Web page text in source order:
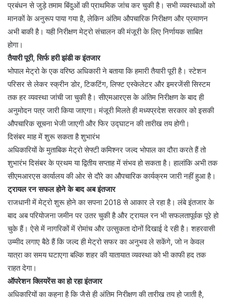
प्रबंधन से जुड़े तमाम बिंदुओं की प्राथमिक जांच कर चुकी है। सभी व्यवस्थाओं को
मानकों के अनुरूप पाया गया है, लेकिन अंतिम औपचारिक निरीक्षण और प्रमाणन
अभी बाकी है। यही निरीक्षण मेट्रो संचालन की मंजूरी के लिए निर्णायक साबित
होगा।
तैयारी पूरी, सिर्फ हरी झंडी क इंतजार
भोपाल मेट्रो के एक वरिष्ठ अधिकारी ने बताया कि हमारी तैयारी पूरी है। स्टेशन
परिसर से लेकर स्क्रीन डोर, टिकटिंग, लिफ्ट एस्केलेटर और इमरजेंसी सिस्टम
तक हर व्यवस्था जांची जा चुकी है। सीएमआरएस के अंतिम निरीक्षण के बाद ही
अनुमोदन पत्र जारी किया जाएगा। मंजूरी मिलते ही मध्यप्रदेश सरकार को इसकी
औपचारिक सूचना भेजी जाएगी और फिर उद्घाटन की तारीख तय होगी।
दिसंबर माह में शुरू सकता है शुभारंभ
अधिकारियों के मुताबिक मेट्रो सेफ्टी कमिश्नर जल्द भोपाल का दौरा करते हैं तो
शुभारंभ दिसंबर के प्रथम या द्वितीय सप्ताह में संभव हो सकता है। हालांकि अभी तक
सीएमआरएस कार्यालय की ओर से दौरे का औपचारिक कार्यक्रम जारी नहीं हुआ है।
ट्रायल रन सफल होने के बाद अब इंतजार
राजधानी में मेट्रो शुरू होने का सपना 2018 से आकार ले रहा है। लंबे इंतजार के
बाद अब परियोजना जमीन पर उतर चुकी है और ट्रायल रन भी सफलतापूर्वक पूरे हो
चुके हैं। ऐसे में नागरिकों में रोमांच और उत्सुकता दोनों दिखाई दे रही है। शहरवासी
उम्मीद लगाए बैठे हैं कि जल्द ही मेट्रो सफर का अनुभव ले सकेंगे, जो न केवल
यात्रा का समय घटाएगा बल्कि शहर की यातायात व्यवस्था को भी काफी हद तक
राहत देगा।
ऑपरेशन क्लियरेंस का हो रहा इंतजार
अधिकारियों का कहना है कि जैसे ही अंतिम निरीक्षण की तारीख तय हो जाती है,